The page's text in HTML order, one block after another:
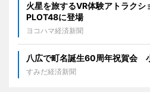
火星を旅するVR体験アトラク
PLOT48に登場
ヨコハマ経済新聞
八広で町名誕生60周年祝賀会
すみだ経済新聞